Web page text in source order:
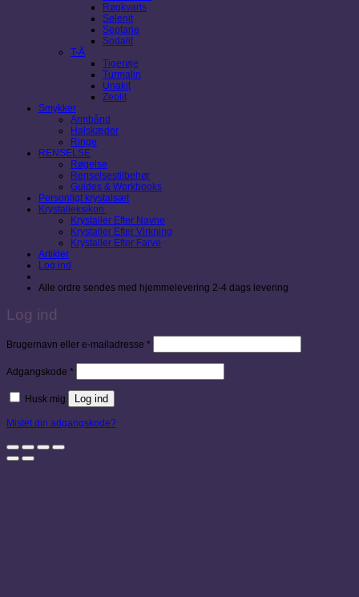
Røgkvarts
Selenit
Septarie
Sodalit
T-Å
Tigerøje
Turmalin
Unakit
Zeolit
Smykker
Armbånd
Halskæder
Ringe
RENSELSE
Røgelse
Renselsestilbehør
Guides & Workbooks
Personligt krystalsæt
Krystalleksikon
Krystaller Efter Navne
Krystaller Efter Virkning
Krystaller Efter Farve
Artikler
Log ind
Alle ordre sendes med hjemmelevering 2-4 dags levering
Log ind
Brugernavn eller e-mailadresse *Påkrævet
Adgangskode *Påkrævet
Husk mig Log ind
Mistet din adgangskode?